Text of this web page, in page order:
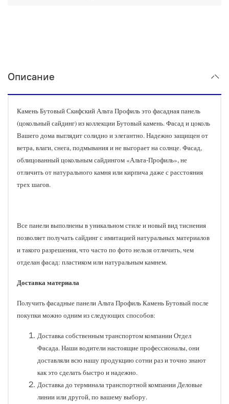
Описание
Камень Бутовый Скифский Альта Профиль это фасадная панель
(цокольный сайдинг) из коллекции Бутовый камень. Фасад и цоколь
Вашего дома выглядит солидно и элегантно. Надежно защищен от
ветра, влаги, снега, подмывания и не выгорает на солнце. Фасад,
облицованный цокольным сайдингом «Альта-Профиль», не
отличить от натурального камня или кирпича даже с расстояния
трех шагов.
Все панели выполнены в уникальном стиле и новый вид тиснения
позволяет получать сайдинг с имитацией натуральных материалов
и такого разрешения, что часто по фото нельзя отличить, чем
отделан фасад: пластиком или натуральным камнем.
Доставка материала
Получить фасадные панели Альта Профиль Камень Бутовый после
покупки можно одним из следующих способов:
Доставка собственным транспортом компании Отдел
Фасада. Наши водители настоящие профессионалы, они
доставляли всю нашу продукцию сотни раз и точно знают
как это сделать быстро и надежно.
Доставка до терминала транспортной компании Деловые
линии или другой, по вашему выбору.